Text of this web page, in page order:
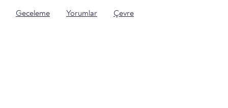
Geceleme Yorumlar Çevre